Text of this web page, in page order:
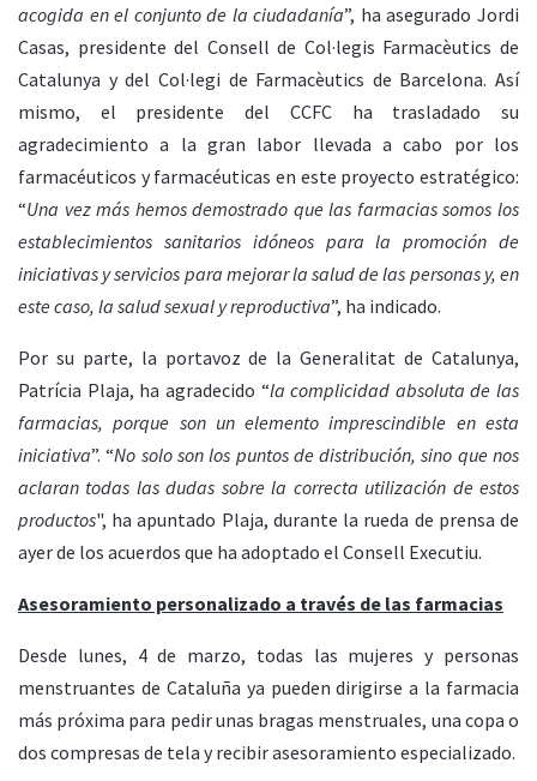
acogida en el conjunto de la ciudadanía”, ha asegurado Jordi
Casas, presidente del Consell de Col·legis Farmacèutics de
Catalunya y del Col·legi de Farmacèutics de Barcelona. Así
mismo, el presidente del CCFC ha trasladado su
agradecimiento a la gran labor llevada a cabo por los
farmacéuticos y farmacéuticas en este proyecto estratégico:
“Una vez más hemos demostrado que las farmacias somos los
establecimientos sanitarios idóneos para la promoción de
iniciativas y servicios para mejorar la salud de las personas y, en
este caso, la salud sexual y reproductiva”, ha indicado.
Por su parte, la portavoz de la Generalitat de Catalunya,
Patrícia Plaja, ha agradecido “la complicidad absoluta de las
farmacias, porque son un elemento imprescindible en esta
iniciativa”. “No solo son los puntos de distribución, sino que nos
aclaran todas las dudas sobre la correcta utilización de estos
productos", ha apuntado Plaja, durante la rueda de prensa de
ayer de los acuerdos que ha adoptado el Consell Executiu.
Asesoramiento personalizado a través de las farmacias
Desde lunes, 4 de marzo, todas las mujeres y personas
menstruantes de Cataluña ya pueden dirigirse a la farmacia
más próxima para pedir unas bragas menstruales, una copa o
dos compresas de tela y recibir asesoramiento especializado.